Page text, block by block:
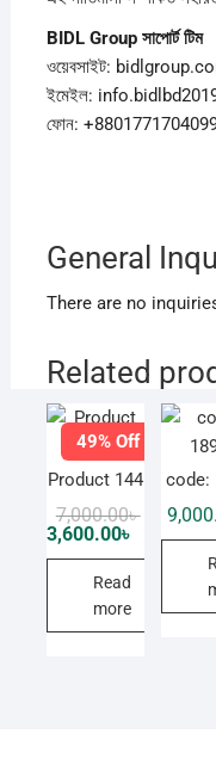
BIDL Group সাপোর্টটিম
ওয়েবসাইট:
ইমেইল:
ফোন:
General
There are no
Related
49% Off
Product 144
7,000.00৳Original
price
7,000.00৳
3,600.00৳
Current
price
3,600.00৳
Read
more
code: